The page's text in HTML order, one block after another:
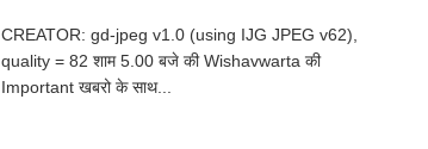
CREATOR: gd-jpeg v1.0 (using IJG JPEG v62),
quality = 82 शाम 5.00 बजे की Wishavwarta की
Important खबरो के साथ...